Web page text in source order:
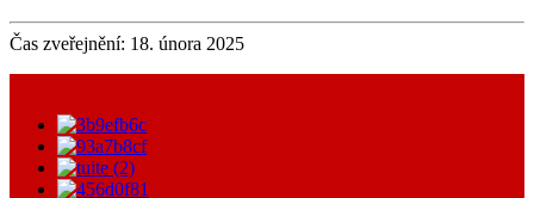
Čas zveřejnění: 18. února 2025